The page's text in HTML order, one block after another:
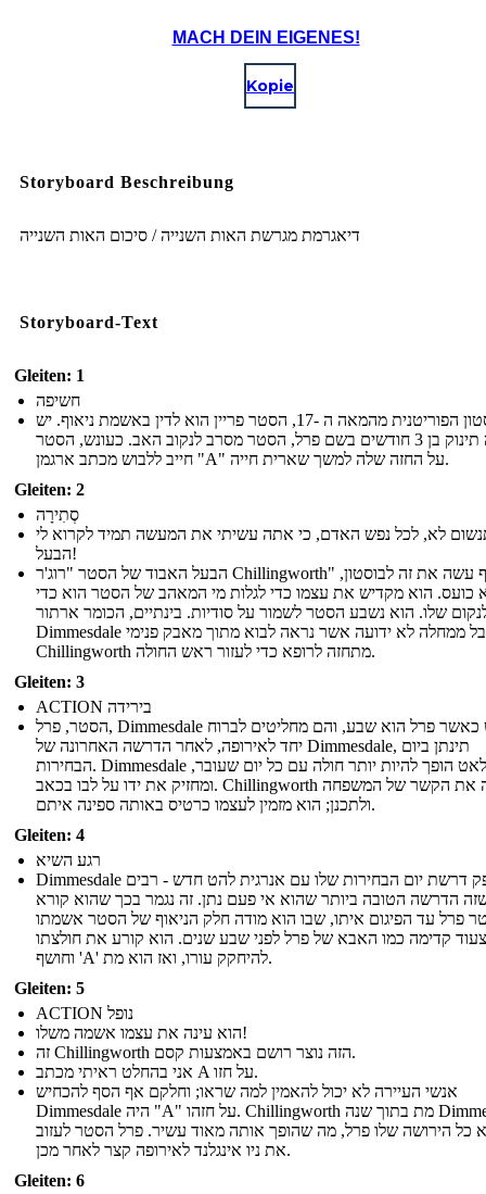
MACH DEIN EIGENES!
Kopie
Storyboard Beschreibung
דיאגרמת מגרשת האות השנייה / סיכום האות השנייה
Storyboard-Text
Gleiten: 1
חשיפה
בבוסטון הפוריטנית מהמאה ה -17, הסטר פריין הוא לדין באשמת ניאוף. יש
לה תינוק בן 3 חודשים בשם פרל, הסטר מסרב לנקוב האב. כעונש, הסטר
חייב ללבוש מכתב ארגמן "A" על החזה שלה למשך שארית חייה.
Gleiten: 2
סְתִירָה
לא, לכל נפש האדם, כי אתה עשיתי את המעשה תמיד לקרוא לי
הבעל!
הבעל האבוד של הסטר "רוג'ר Chillingworth" סוף סוף עשה את זה לבוסטון,
כועס. הוא מקדיש את עצמו כדי לגלות מי המאהב של הסטר הוא כדי
שלו. הוא נשבע הסטר לשמור על סודיות. בינתיים, הכומר ארתור
Dimmesdale סובל ממחלה לא ידועה אשר נראה לבוא מתוך מאבק פנימי.
Chillingworth מתחזה לרופא כדי לעזור ראש החולה.
Gleiten: 3
ACTION בירידה
הסטר, פרל, Dimmesdale מחדש כאשר פרל הוא שבע, והם מחליטים לברוח
יחד לאירופה, לאחר הדרשה האחרונה של Dimmesdale, תינתן ביום
הבחירות. Dimmesdale לאט הופך להיות יותר חולה עם כל יום שעובר,
ומחזיק את ידו על לבו בכאב. Chillingworth מגלה את הקשר של המשפחה
ולתכנן; הוא מזמין לעצמו כרטיס באותה ספינה איתם.
Gleiten: 4
רגע השיא
Dimmesdale מספק דרשת יום הבחירות שלו עם אנרגית להט חדש - רבים
הדרשה הטובה ביותר שהוא אי פעם נתן. זה נגמר בכך שהוא קורא
פרל עד הפיגום איתו, שבו הוא מודה חלק הניאוף של הסטר אשמתו
קדימה כמו האבא של פרל לפני שבע שנים. הוא קורע את חולצתו
וחושף 'A' להיחקק עורו, ואז הוא מת.
Gleiten: 5
ACTION נופל
הוא עינה את עצמו אשמה משלו!
זה Chillingworth הזה נוצר רושם באמצעות קסם.
אני בהחלט ראיתי מכתב A על חזו.
אנשי העיירה לא יכול להאמין למה שראו; וחלקם אף הסף להכחיש
Dimmesdale היה "A" על חזהו. Chillingworth מת בתוך שנה Dimmesdale
כל הירושה שלו פרל, מה שהופך אותה מאוד עשיר. פרל הסטר לעזוב
את ניו אינגלנד לאירופה קצר לאחר מכן.
Gleiten: 6